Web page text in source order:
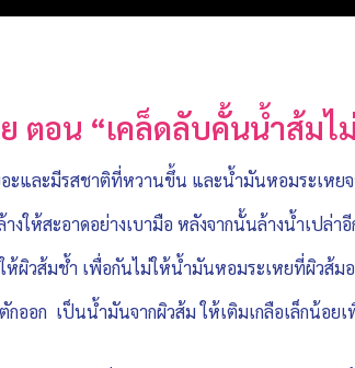
ตอน “เคล็ดลับคั้นน้ำส้มไ
และมีรสชาติที่หวานขึ้น และน้ำมันหอมระเหยจ
ให้สะอาดอย่างเบามือ หลังจากนั้นล้างน้ำเปล่าอี
ห้ผิวส้มช้ำ เพื่อกันไม่ให้น้ำมันหอมระเหยที่ผิวส้
ออก เป็นน้ำมันจากผิวส้ม ให้เติมเกลือเล็กน้อ